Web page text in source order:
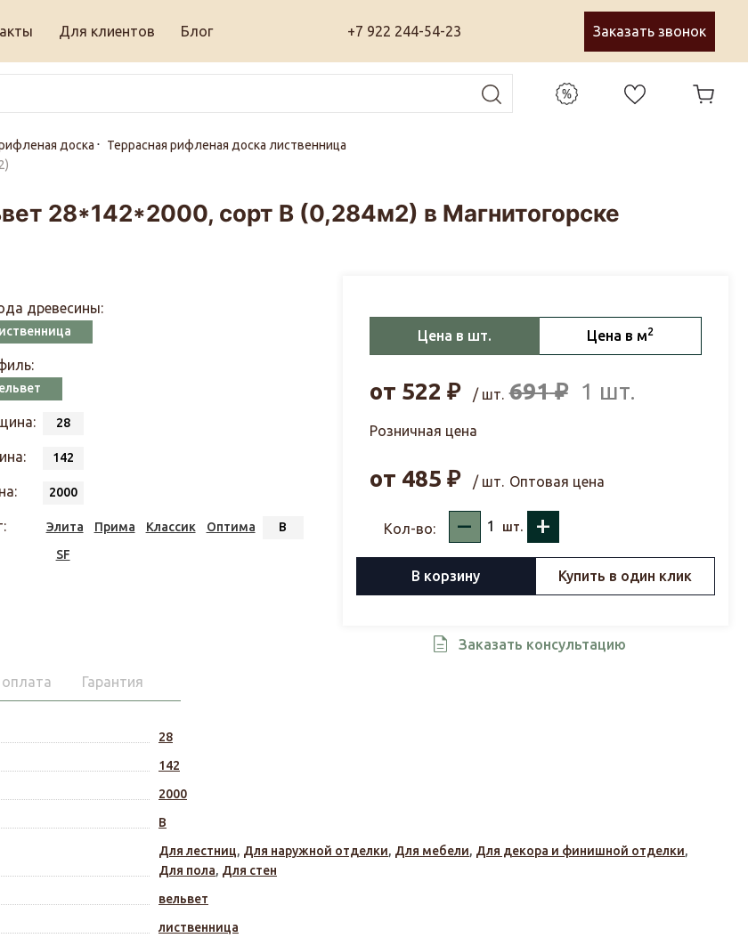
Для клиентов Блог +7 922 244-54-23 Заказать звонок
доска
Террасная рифленая доска лиственница
28*142*2000, сорт В (0,284м2) в Магнитогорске
древесины:
28
142
2000
Элита Прима Классик Оптима
В
SF
Цена в шт. Цена в м2
от 522 ₽ / шт. 691₽ 1 шт.
Розничная цена
от 485 ₽ / шт. Оптовая цена
Кол-во: – шт. +
В корзину Купить в один клик
Заказать консультацию
Гарантия
28
142
2000
В
Для лестниц, Для наружной отделки, Для мебели, Для декора и финишной отделки,
Для пола, Для стен
вельвет
лиственница